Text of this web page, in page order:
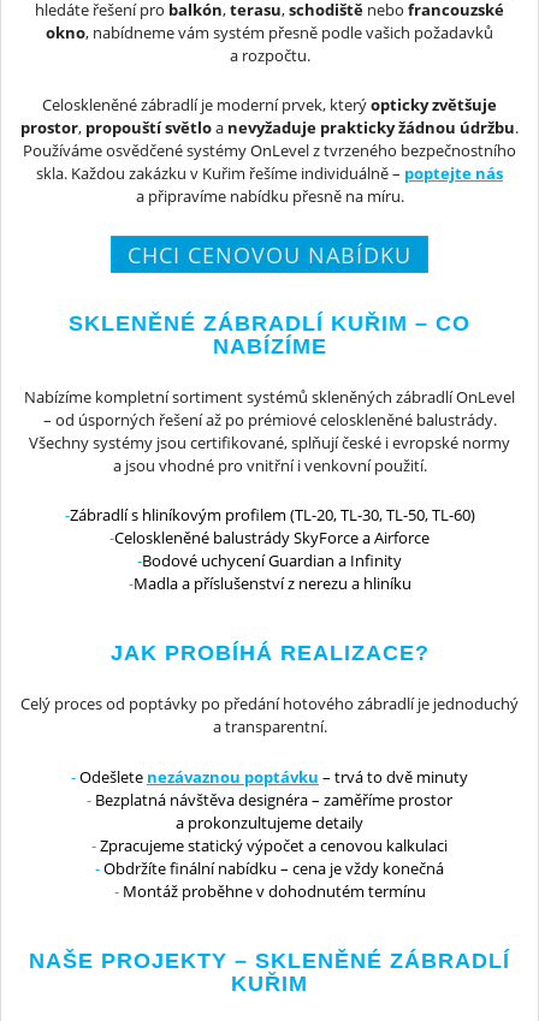
hledáte řešení pro balkón,terasu,schodiště nebo francouzské
okno, nabídneme vám systém přesně podle vašich požadavků
a rozpočtu.
Celoskleněné zábradlí je moderní prvek, kterýopticky zvětšuje
prostor, propouští světloa nevyžaduje prakticky žádnou údržbu.
Používáme osvědčené systémy OnLevel z tvrzeného bezpečnostního
skla. Každou zakázku v Kuřim řešíme individuálně – poptejte nás
a připravíme nabídku přesně na míru.
CHCI CENOVOU NABÍDKU
SKLENĚNÉ ZÁBRADLÍ KUŘIM – CO
NABÍZÍME
Nabízíme kompletní sortiment systémů skleněných zábradlí OnLevel
– od úsporných řešení až po prémiové celoskleněné balustrády.
Všechny systémy jsou certifikované, splňují české i evropské normy
a jsou vhodné pro vnitřní i venkovní použití.
Zábradlí s hliníkovým profilem (TL-20, TL-30, TL-50, TL-60)
Celoskleněné balustrády SkyForce a Airforce
Bodové uchycení Guardian a Infinity
Madla a příslušenství z nerezu a hliníku
JAK PROBÍHÁ REALIZACE?
Celý proces od poptávky po předání hotového zábradlí je jednoduchý
a transparentní.
Odešlete nezávaznou poptávku – trvá to dvě minuty
Bezplatná návštěva designéra – zaměříme prostor
a prokonzultujeme detaily
Zpracujeme statický výpočet a cenovou kalkulaci
Obdržíte finální nabídku – cena je vždy konečná
Montáž proběhne v dohodnutém termínu
NAŠE PROJEKTY – SKLENĚNÉ ZÁBRADLÍ
KUŘIM